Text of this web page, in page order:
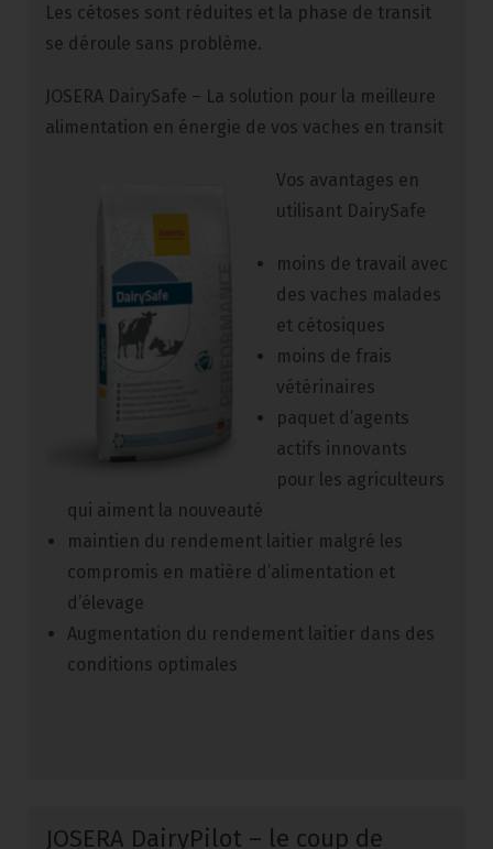
Les cétoses sont réduites et la phase de transit
se déroule sans problème.
JOSERA DairySafe – La solution pour la meilleure
alimentation en énergie de vos vaches en transit
Vos avantages en
utilisant DairySafe
moins de travail avec
des vaches malades
et cétosiques
moins de frais
vétérinaires
paquet d’agents
actifs innovants
pour les agriculteurs
qui aiment la nouveauté
maintien du rendement laitier malgré les
compromis en matière d’alimentation et
d’élevage
Augmentation du rendement laitier dans des
conditions optimales
JOSERA DairyPilot – le coup de